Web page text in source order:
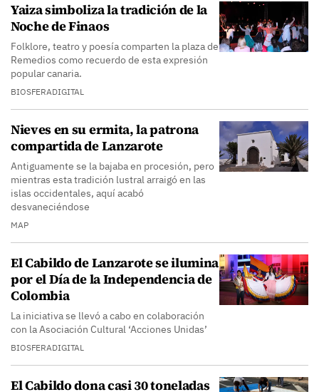
Yaiza simboliza la tradición de la
Noche de Finaos
Folklore, teatro y poesía comparten la plaza de
Remedios como recuerdo de esta expresión
popular canaria.
BIOSFERADIGITAL
Nieves en su ermita, la patrona
compartida de Lanzarote
Antiguamente se la bajaba en procesión, pero
mientras esta tradición lustral arraigó en las
islas occidentales, aquí acabó
desvaneciéndose
MAP
El Cabildo de Lanzarote se ilumina
por el Día de la Independencia de
Colombia
La iniciativa se llevó a cabo en colaboración
con la Asociación Cultural ‘Acciones Unidas’
BIOSFERADIGITAL
El Cabildo dona casi 30 toneladas